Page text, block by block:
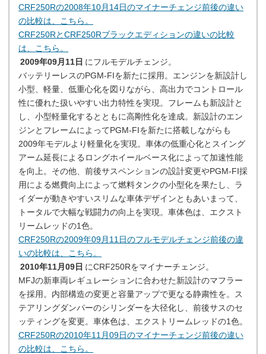
CRF250Rの2008年10月14日のマイナーチェンジ前後の違い
の比較は、こちら。
CRF250RとCRF250Rブラックエディションの違いの比較
は、こちら。
2009年09月11日 にフルモデルチェンジ。
バッテリーレスのPGM-FIを新たに採用。エンジンを新設計し
小型、軽量、低重心化を図りながら、高出力でコントロール
性に優れた扱いやすい出力特性を実現。フレームも新設計と
し、小型軽量化するとともに高剛性化を達成。新設計のエン
ジンとフレームによってPGM-FIを新たに搭載しながらも
2009年モデルより軽量化を実現。車体の低重心化とスイング
アーム延長によるロングホイールベース化によって加速性能
を向上。その他、前後サスペンションの設計変更やPGM-FI採
用による燃費向上によって燃料タンクの小型化を果たし、ラ
イダーが動きやすいスリムな車体デザインともあいまって、
トータルで大幅な戦闘力の向上を実現。車体色は、エクスト
リームレッドの1色。
CRF250Rの2009年09月11日のフルモデルチェンジ前後の違
いの比較は、こちら。
2010年11月09日 にCRF250Rをマイナーチェンジ。
MFJの新車両レギュレーションに合わせた新設計のマフラー
を採用。内部構造の変更と容量アップで更なる静粛性を。ス
テアリングダンパーのシリンダーを大径化し、前後サスのセ
ッティングを変更。車体色は、エクストリームレッドの1色。
CRF250Rの2010年11月09日のマイナーチェンジ前後の違い
の比較は、こちら。